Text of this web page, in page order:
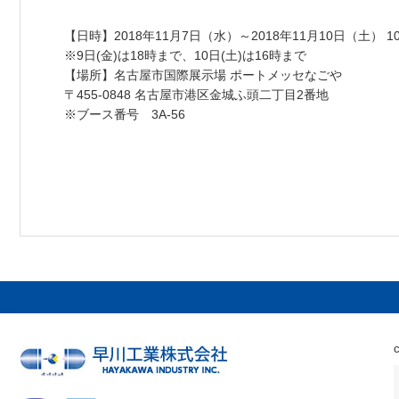
【日時】2018年11月7日（水）～2018年11月10日（土）
※9日(金)は18時まで、10日(土)は16時まで
【場所】名古屋市国際展示場 ポートメッセなごや
〒455-0848 名古屋市港区金城ふ頭二丁目2番地
※ブース番号 3A-56